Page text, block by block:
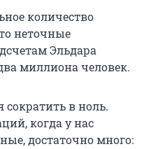
количество
неточные
Эльдара
миллиона человек.
в ноль.
когда у нас
достаточно много: